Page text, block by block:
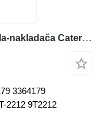
Piest Caterpillar 2289572 na rýpadla-nakladača Caterpillar 416D, 424D, 428D, 432D, 438D, 442D 430D 422E, 422F, 428E, 428F
3364179
2212 9T2212